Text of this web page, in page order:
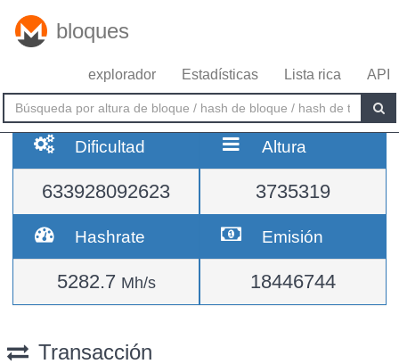
bloques
explorador Estadísticas Lista rica API
Dificultad
633928092623
Altura
3735319
Hashrate
5282.7 Mh/s
Emisión
18446744
Transacción